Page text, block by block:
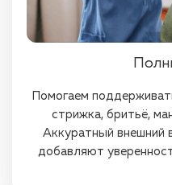
Помогаем
стрижка, бритьё,
Аккуратный внешний
добавляют